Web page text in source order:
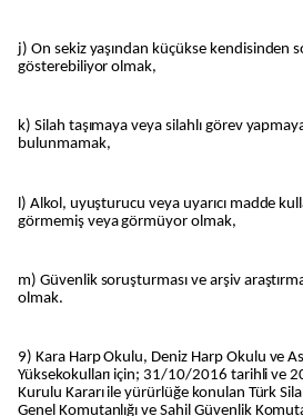
j) On sekiz yaşından küçükse kendisinden
gösterebiliyor olmak,
k) Silah taşımaya veya silahlı görev
bulunmamak,
l) Alkol, uyuşturucu veya uyarıcı madde
görmemiş veya görmüyor olmak,
m) Güvenlik soruşturması ve arşiv
olmak.
9) Kara Harp Okulu, Deniz Harp Okulu ve
Yüksekokulları için; 31/10/2016 tarihli ve
Kurulu Kararı ile yürürlüğe konulan Türk
Genel Komutanlığı ve Sahil Güvenlik